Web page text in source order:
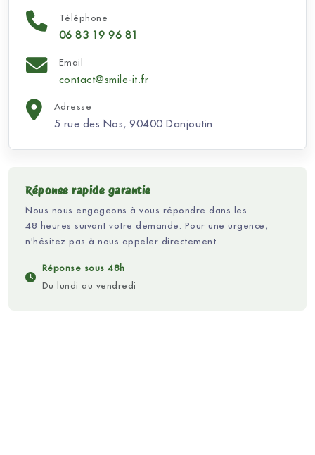
Téléphone
06 83 19 96 81
Email
contact@smile-it.fr
Adresse
5 rue des Nos, 90400 Danjoutin
Réponse rapide garantie
Nous nous engageons à vous répondre dans les
48 heures suivant votre demande. Pour une urgence,
n'hésitez pas à nous appeler directement.
Réponse sous 48h
Du lundi au vendredi